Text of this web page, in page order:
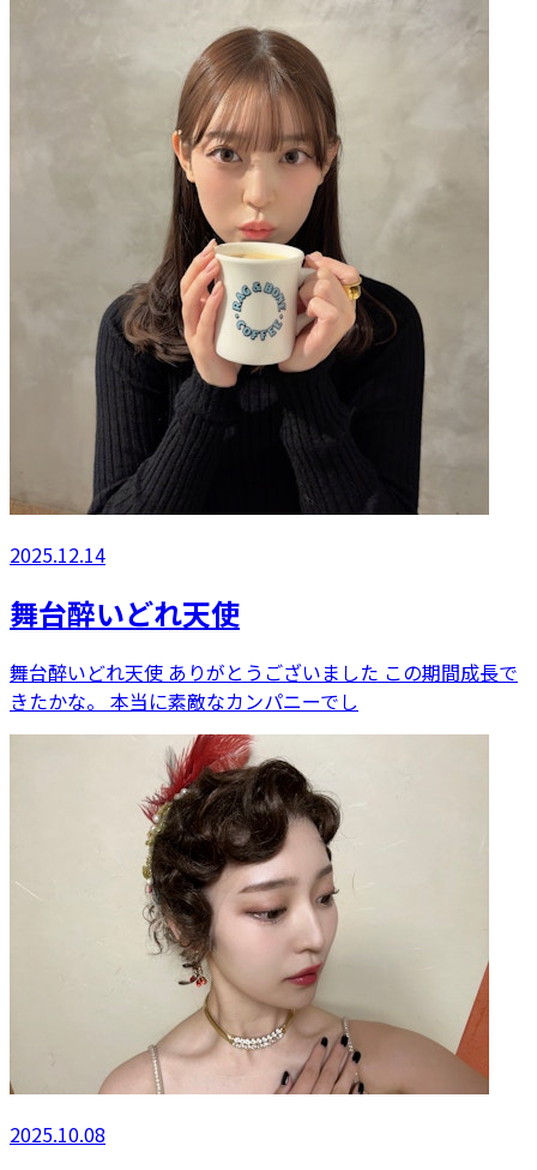
2025.12.14
舞台醉いどれ天使
舞台醉いどれ天使 ありがとうございました この期間成長で
きたかな。 本当に素敵なカンパニーでし
2025.10.08